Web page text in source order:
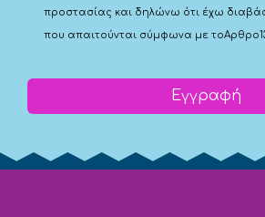
προστασίας και δηλώνω ότι έχω
που απαιτούνται σύμφωνα με το
Εγγραφή